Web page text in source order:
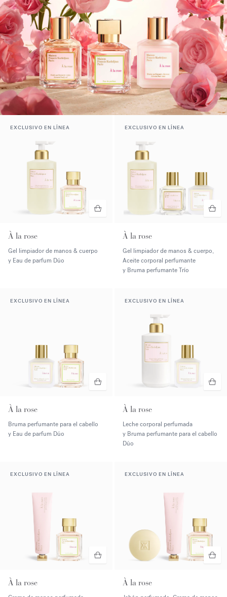
EXCLUSIVO EN LÍNEA
À la rose
Gel limpiador de manos & cuerpo
y Eau de parfum Dúo
EXCLUSIVO EN LÍNEA
À la rose
Gel limpiador de manos & cuerpo,
Aceite corporal perfumante
y Bruma perfumante Trío
EXCLUSIVO EN LÍNEA
À la rose
Bruma perfumante para el cabello
y Eau de parfum Dúo
EXCLUSIVO EN LÍNEA
À la rose
Leche corporal perfumada
y Bruma perfumante para el cabello
Dúo
EXCLUSIVO EN LÍNEA
À la rose
EXCLUSIVO EN LÍNEA
À la rose